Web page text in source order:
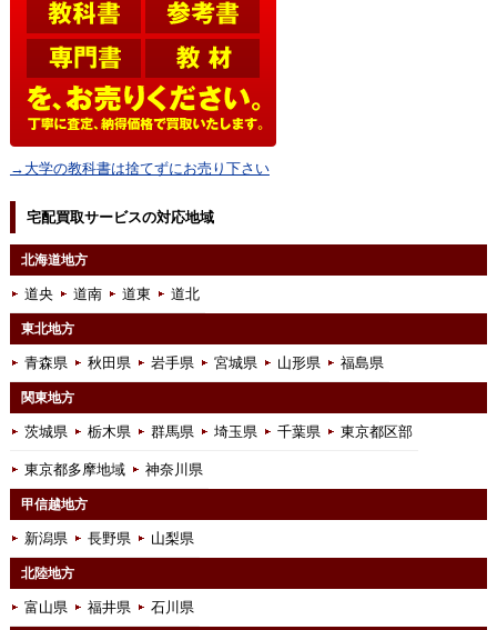
→大学の教科書は捨てずにお売り下さい
宅配買取サービスの対応地域
北海道地方
道央 道南 道東 道北
東北地方
青森県 秋田県 岩手県 宮城県 山形県 福島県
関東地方
茨城県 栃木県 群馬県 埼玉県 千葉県 東京都区部
東京都多摩地域 神奈川県
甲信越地方
新潟県 長野県 山梨県
北陸地方
富山県 福井県 石川県